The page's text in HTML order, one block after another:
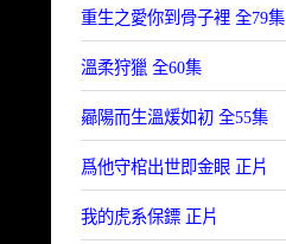
重生之愛你到骨子裡 全79集
溫柔狩獵 全60集
曏陽而生溫煖如初 全55集
爲他守棺出世即金眼 正片
我的虎系保鏢 正片